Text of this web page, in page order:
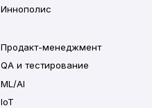
Иннополис
Продакт-менеджмент
QA и тестирование
ML/AI
IoT